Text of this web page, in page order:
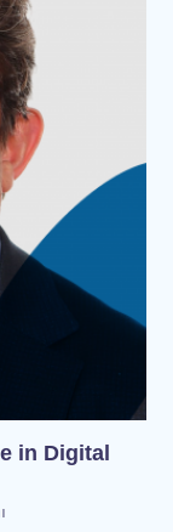
in Digital